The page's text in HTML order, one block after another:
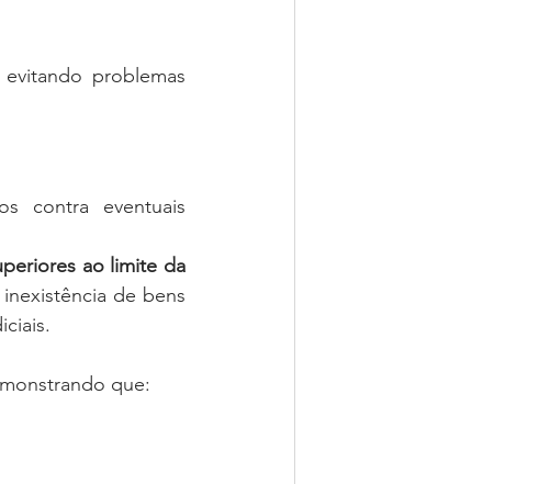
problemas
contra eventuais
ao limite da
de bens
que: